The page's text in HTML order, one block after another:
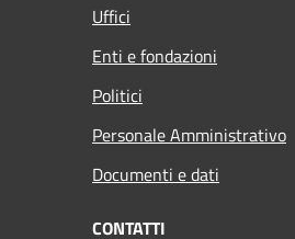
Uffici
Enti e fondazioni
Politici
Personale Amministrativo
Documenti e dati
CONTATTI